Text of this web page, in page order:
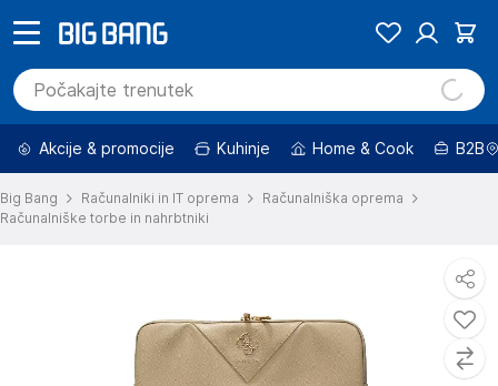
Akcije & promocije Kuhinje Home & Cook B2B
Big Bang Računalniki in IT oprema
Računalniška oprema
Računalniške torbe in nahrbtniki